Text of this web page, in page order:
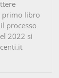
primo libro
processo
2022 si